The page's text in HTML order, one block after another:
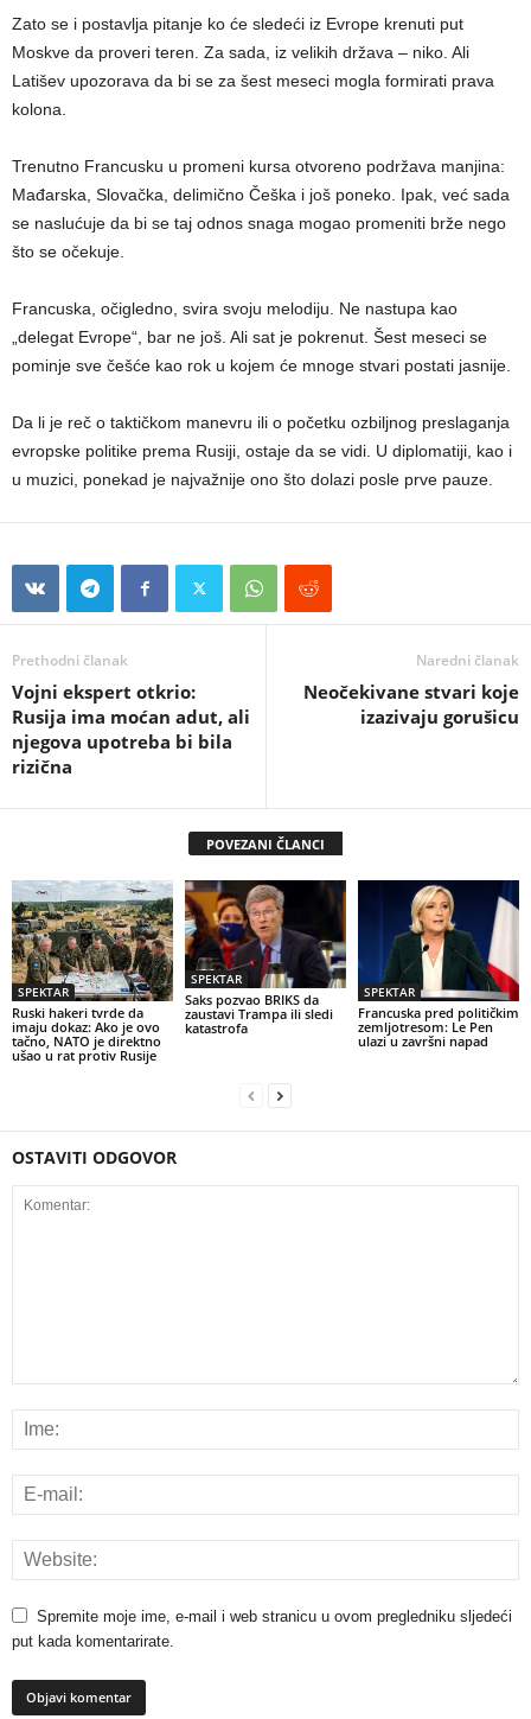
Zato se i postavlja pitanje ko će sledeći iz Evrope krenuti put
Moskve da proveri teren. Za sada, iz velikih država – niko. Ali
Latišev upozorava da bi se za šest meseci mogla formirati prava
kolona.
Trenutno Francusku u promeni kursa otvoreno podržava manjina:
Mađarska, Slovačka, delimično Češka i još poneko. Ipak, već sada
se naslućuje da bi se taj odnos snaga mogao promeniti brže nego
što se očekuje.
Francuska, očigledno, svira svoju melodiju. Ne nastupa kao
„delegat Evrope“, bar ne još. Ali sat je pokrenut. Šest meseci se
pominje sve češće kao rok u kojem će mnoge stvari postati jasnije.
Da li je reč o taktičkom manevru ili o početku ozbiljnog preslaganja
evropske politike prema Rusiji, ostaje da se vidi. U diplomatiji, kao i
u muzici, ponekad je najvažnije ono što dolazi posle prve pauze.
Prethodni članak
Vojni ekspert otkrio:
Rusija ima moćan adut, ali
njegova upotreba bi bila
rizična
Naredni članak
Neočekivane stvari koje
izazivaju gorušicu
POVEZANI ČLANCI
SPEKTAR
Ruski hakeri tvrde da
imaju dokaz: Ako je ovo
tačno, NATO je direktno
ušao u rat protiv Rusije
SPEKTAR
Saks pozvao BRIKS da
zaustavi Trampa ili sledi
katastrofa
SPEKTAR
Francuska pred političkim
zemljotresom: Le Pen
ulazi u završni napad
OSTAVITI ODGOVOR
Spremite moje ime, e-mail i web stranicu u ovom pregledniku sljedeći
put kada komentarirate.